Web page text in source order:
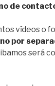
de
vídeos o
por
será